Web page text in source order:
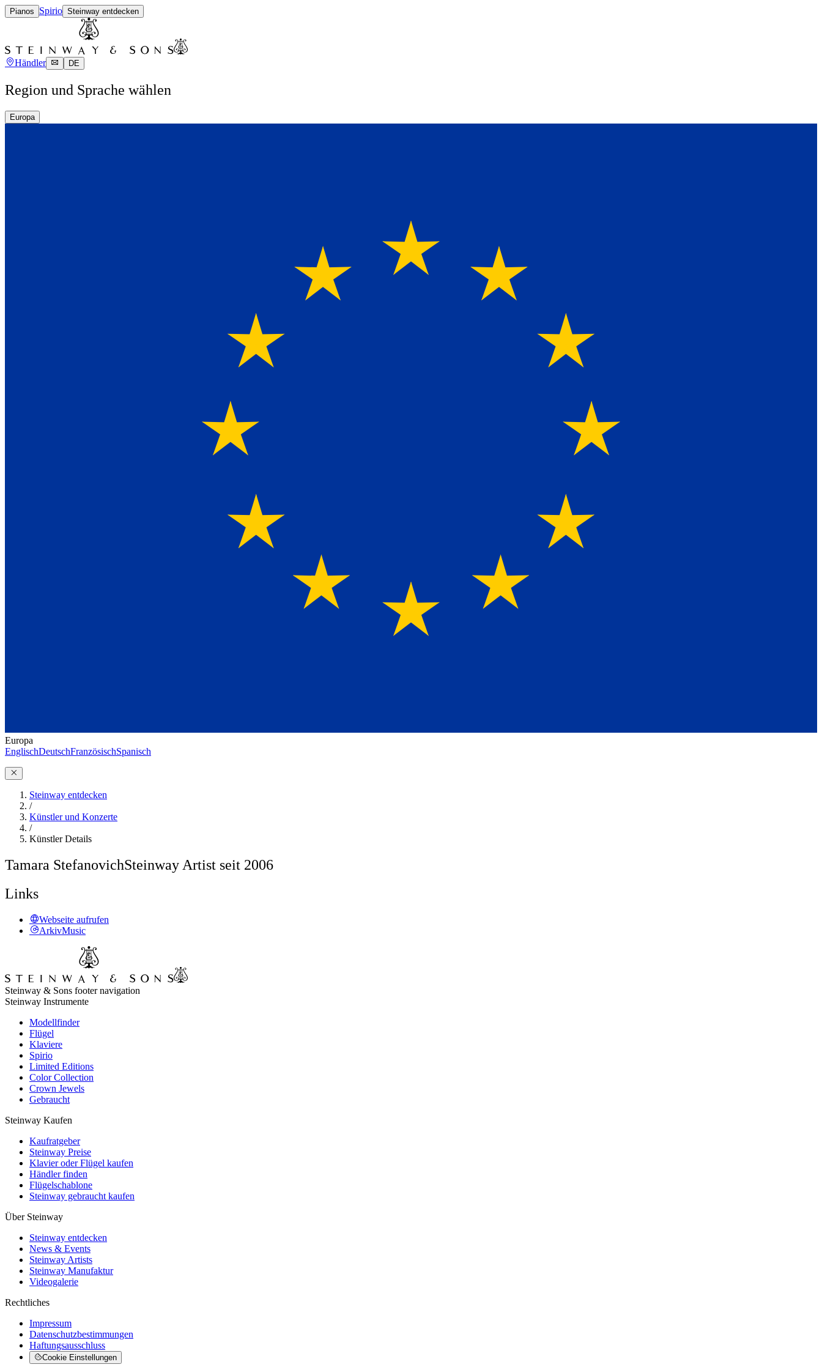
Pianos Spirio Steinway entdecken
Händler DE
Region und Sprache wählen
Europa
Europa
EnglischDeutschFranzösischSpanisch
Steinway entdecken
/
Künstler und Konzerte
/
Künstler Details
Tamara StefanovichSteinway Artist seit 2006
Links
Webseite aufrufen
ArkivMusic
Steinway & Sons footer navigation
Steinway Instrumente
Modellfinder
Flügel
Klaviere
Spirio
Limited Editions
Color Collection
Crown Jewels
Gebraucht
Steinway Kaufen
Kaufratgeber
Steinway Preise
Klavier oder Flügel kaufen
Händler finden
Flügelschablone
Steinway gebraucht kaufen
Über Steinway
Steinway entdecken
News & Events
Steinway Artists
Steinway Manufaktur
Videogalerie
Rechtliches
Impressum
Datenschutzbestimmungen
Haftungsausschluss
Cookie Einstellungen